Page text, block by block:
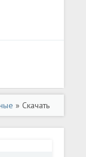
» Скачать
Андроид